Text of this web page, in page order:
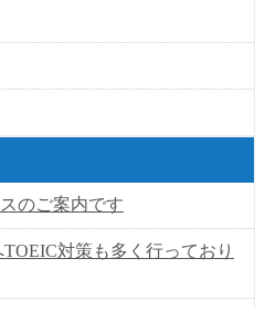
のご案内です
対策も多く行っており